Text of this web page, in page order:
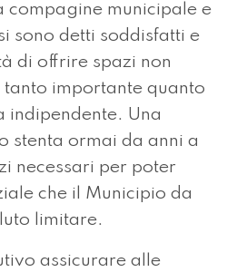
compagine municipale e
sono detti soddisfatti e
di offrire spazi non
importante quanto
indipendente. Una
stenta ormai da anni a
necessari per poter
che il Municipio da
limitare.
assicurare alle